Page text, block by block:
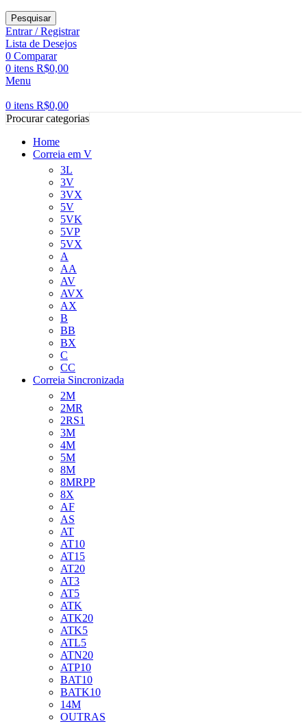
Pesquisar
Entrar / Registrar
Lista de Desejos
0 Comparar
0 itens R$0,00
Menu
0 itens R$0,00
Procurar categorias
Home
Correia em V
3L
3V
3VX
5V
5VK
5VP
5VX
A
AA
AV
AVX
AX
B
BB
BX
C
CC
Correia Sincronizada
2M
2MR
2RS1
3M
4M
5M
8M
8MRPP
8X
AF
AS
AT
AT10
AT15
AT20
AT3
AT5
ATK
ATK20
ATK5
ATL5
ATN20
ATP10
BAT10
BATK10
14M
OUTRAS